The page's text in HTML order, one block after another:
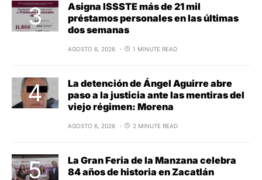
Asigna ISSSTE más de 21 mil
préstamos personales en las últimas
dos semanas
AGOSTO 6, 2026 1 MINUTE READ
La detención de Ángel Aguirre abre
paso a la justicia ante las mentiras del
viejo régimen: Morena
AGOSTO 6, 2026 2 MINUTE READ
La Gran Feria de la Manzana celebra
84 años de historia en Zacatlán